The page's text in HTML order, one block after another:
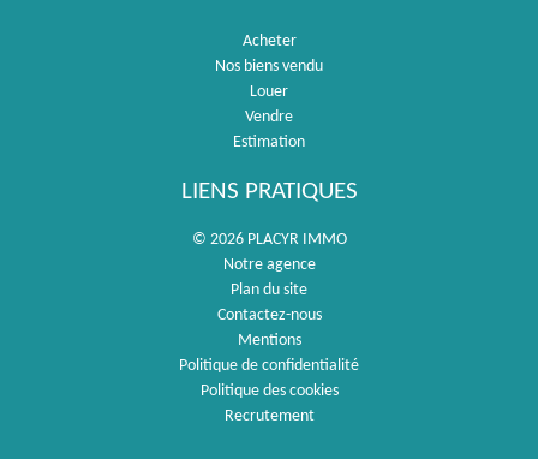
Acheter
Nos biens vendu
Louer
Vendre
Estimation
LIENS PRATIQUES
© 2026 PLACYR IMMO
Notre agence
Plan du site
Contactez-nous
Mentions
Politique de confidentialité
Politique des cookies
Recrutement